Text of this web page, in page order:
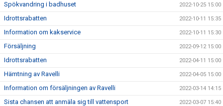
Spökvandring i badhuset 2022-10-25 15:00
Idrottsrabatten 2022-10-11 15:35
Information om kakservice 2022-10-11 15:30
Försäljning 2022-09-12 15:00
Idrottsrabatten 2022-04-11 15:00
Hämtning av Ravelli 2022-04-05 15:00
Information om försäljningen av Ravelli 2022-03-14 14:15
Sista chansen att anmäla sig till vattensport 2022-03-07 15:40